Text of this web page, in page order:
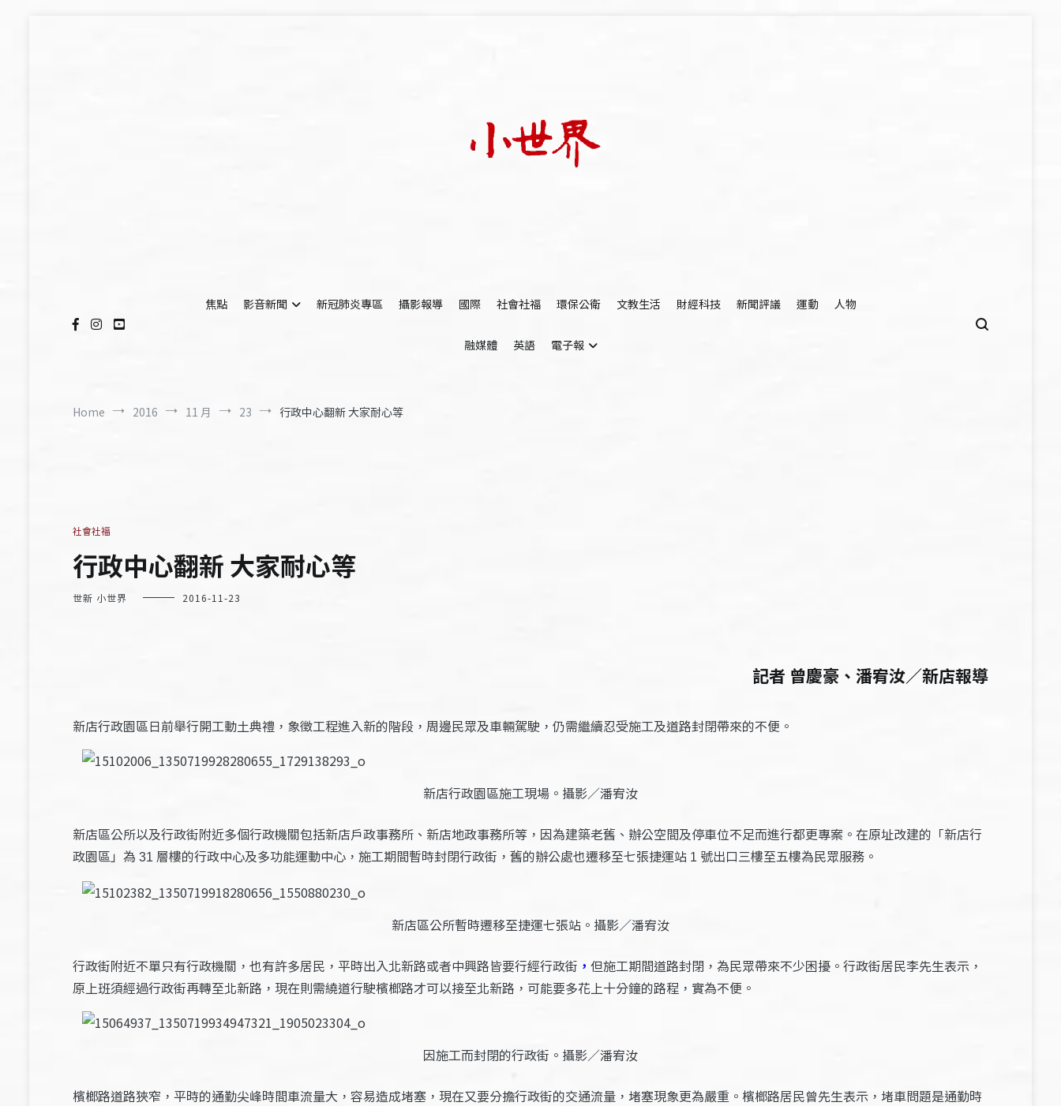
焦點
影音新聞 新冠肺炎專區 攝影報導 國際 社會社福 環保公衛 文教生活 財經科技 新聞評議 運動 人物
融媒體 英語 電子報
Home 2016 11 月 23 行政中心翻新 大家耐心等
社會社福
行政中心翻新 大家耐心等
世新 小世界 2016-11-23
記者 曾慶豪、潘宥汝／新店報導
新店行政園區日前舉行開工動土典禮，象徵工程進入新的階段，周邊民眾及車輛駕駛，仍需繼續忍受施工及道路封閉帶來的不便。
新店行政園區施工現場。攝影／潘宥汝
新店區公所以及行政街附近多個行政機關包括新店戶政事務所、新店地政事務所等，因為建築老舊、辦公空間及停車位不足而進行都更專案。在原址改建的「新店行
政園區」為 31 層樓的行政中心及多功能運動中心，施工期間暫時封閉行政街，舊的辦公處也遷移至七張捷運站 1 號出口三樓至五樓為民眾服務。
新店區公所暫時遷移至捷運七張站。攝影／潘宥汝
行政街附近不單只有行政機關，也有許多居民，平時出入北新路或者中興路皆要行經行政街 ， 但施工期間道路封閉，為民眾帶來不少困擾。行政街居民李先生表示，
原上班須經過行政街再轉至北新路，現在則需繞道行駛檳榔路才可以接至北新路，可能要多花上十分鐘的路程，實為不便。
因施工而封閉的行政街。攝影／潘宥汝
檳榔路道路狹窄，平時的通勤尖峰時間車流量大，容易造成堵塞，現在又要分擔行政街的交通流量，堵塞現象更為嚴重。檳榔路居民曾先生表示，堵車問題是通勤時